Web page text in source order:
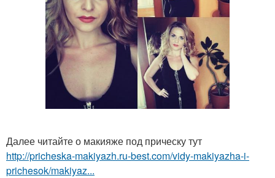
Далее читайте о макияже под прическу тут
http://pricheska-makiyazh.ru-best.com/vidy-makiyazha-i-
prichesok/makiyaz...